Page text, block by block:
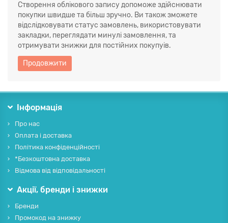
Створення облікового запису допоможе здійснювати
покупки швидше та більш зручно. Ви також зможете
відслідковувати статус замовлень, використовувати
закладки, переглядати минулі замовлення, та
отримувати знижки для постійних покупуів.
Продовжити
Інформація
Про нас
Оплата і доставка
Політика конфіденційності
*Безкоштовна доставка
Відмова від відповідальності
Акції, бренди і знижки
Бренди
Промокод на знижку